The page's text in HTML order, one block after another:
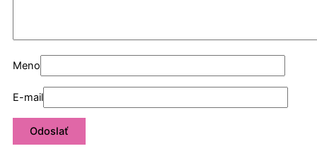
Meno
E-mail